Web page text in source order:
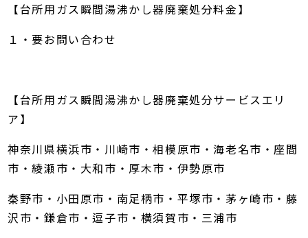
【台所用ガス瞬間湯沸かし器廃棄処分料金】
１・要お問い合わせ
【台所用ガス瞬間湯沸かし器廃棄処分サービスエリ
ア】
神奈川県横浜市・川崎市・相模原市・海老名市・座間
市・綾瀬市・大和市・厚木市・伊勢原市
秦野市・小田原市・南足柄市・平塚市・茅ヶ崎市・藤
沢市・鎌倉市・逗子市・横須賀市・三浦市